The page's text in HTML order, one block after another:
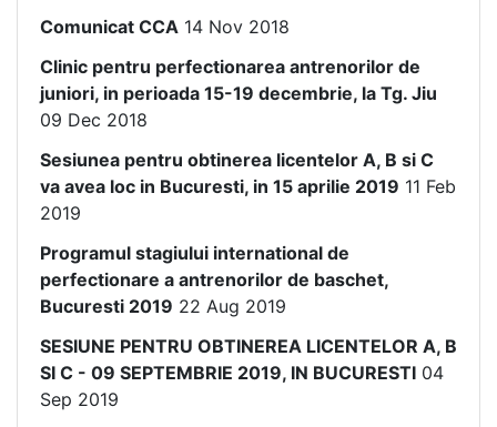
Comunicat CCA 14 Nov 2018
Clinic pentru perfectionarea antrenorilor de
juniori, in perioada 15-19 decembrie, la Tg. Jiu
09 Dec 2018
Sesiunea pentru obtinerea licentelor A, B si C
va avea loc in Bucuresti, in 15 aprilie 2019 11 Feb
2019
Programul stagiului international de
perfectionare a antrenorilor de baschet,
Bucuresti 2019 22 Aug 2019
SESIUNE PENTRU OBTINEREA LICENTELOR A, B
SI C - 09 SEPTEMBRIE 2019, IN BUCURESTI 04
Sep 2019